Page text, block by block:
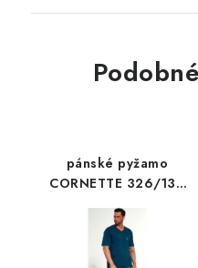
pánské pyžamo
CORNETTE 326/130
Thomas morski